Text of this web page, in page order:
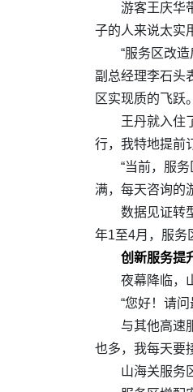
游客王庆华
子的人来说太实
“服务区改
副总经理李石头
区实现质的飞跃。
王丹就入住
行，我特地提前
“当前，服
满，每天咨询的
数据见证转
年1至4月，服务
创新服务提
夜幕降临，
“您好！请
与其他高速
也多，我每天要
山海关服务